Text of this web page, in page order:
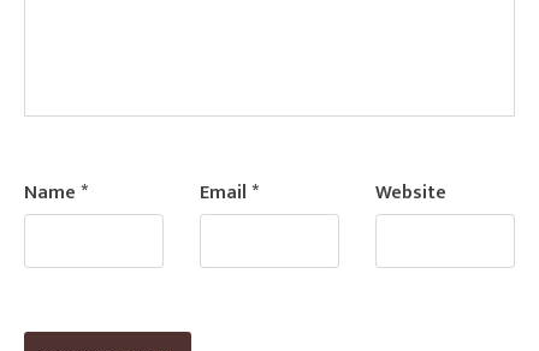
Name* Email* Website